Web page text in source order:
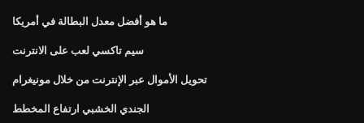
ما هو أفضل معدل البطالة في أمريكا
سيم تاكسي لعب على الانترنت
تحويل الأموال عبر الإنترنت من خلال مونيغرام
الجندي الخشبي ارتفاع المخطط